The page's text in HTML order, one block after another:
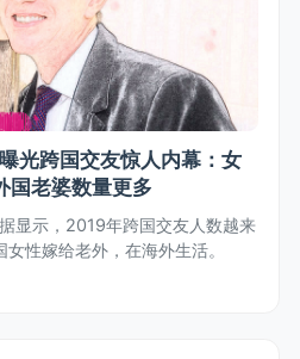
光跨国交友惊人内幕：女
国老婆数量更多
显示，2019年跨国交友人数越来
性嫁给老外，在海外生活。